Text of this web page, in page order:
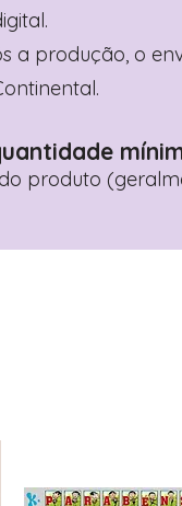
a produção, o
produto